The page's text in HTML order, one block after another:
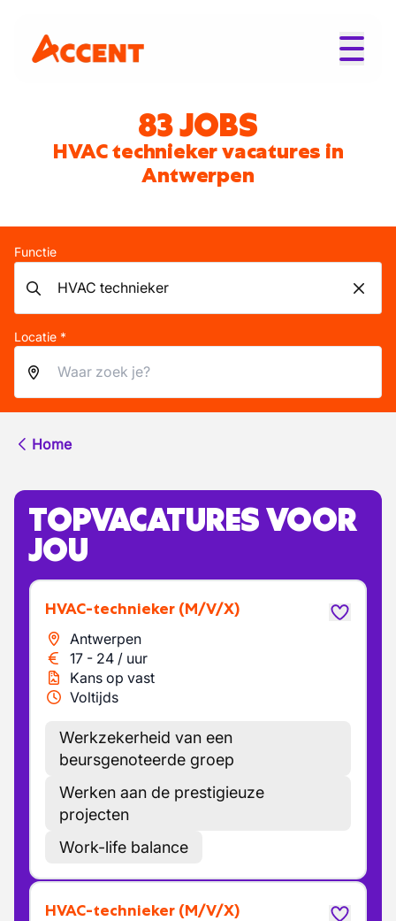
83 JOBS
HVAC technieker vacatures in
Antwerpen
Functie
Locatie *
Home
TOPVACATURES VOOR
JOU
HVAC-technieker (M/V/X)
Antwerpen
17 - 24 / uur
Kans op vast
Voltijds
Werkzekerheid van een
beursgenoteerde groep
Werken aan de prestigieuze
projecten
Work-life balance
HVAC-technieker (M/V/X)